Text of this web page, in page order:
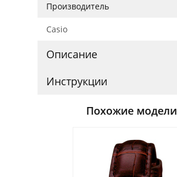
Производитель
Casio
Описание
Инструкции
Похожие модели